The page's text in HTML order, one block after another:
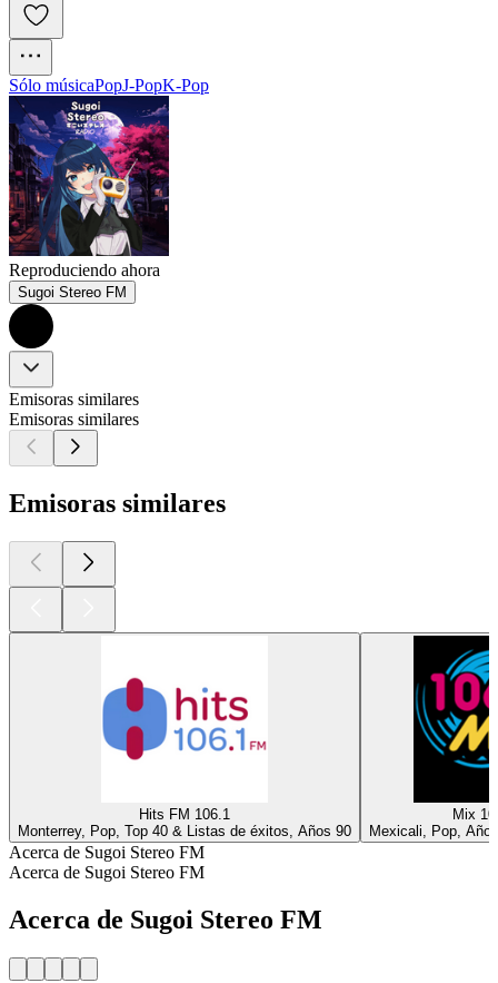
Sólo músicaPopJ-PopK-Pop
Reproduciendo ahora
Sugoi Stereo FM
Emisoras similares
Emisoras similares
Emisoras similares
Hits FM 106.1
Monterrey, Pop, Top 40 & Listas de éxitos, Años 90
Mix
Mexicali, Pop,
Acerca de Sugoi Stereo FM
Acerca de Sugoi Stereo FM
Acerca de Sugoi Stereo FM